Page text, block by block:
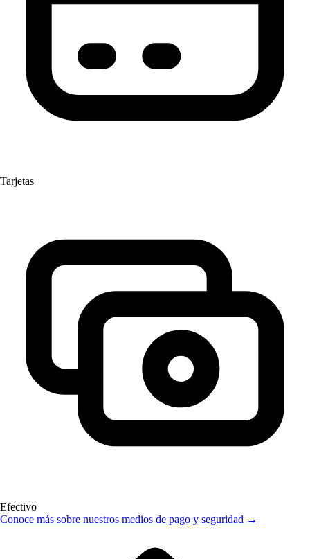
Tarjetas
Efectivo
Conoce más sobre nuestros medios de pago y seguridad →